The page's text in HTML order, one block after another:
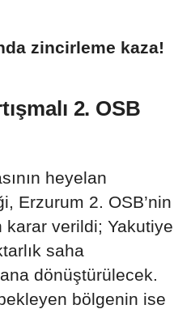
zincirleme kaza!
2. OSB
heyelan
Erzurum 2. OSB’nin
karar verildi; Yakutiye
saha
dönüştürülecek.
bölgenin ise